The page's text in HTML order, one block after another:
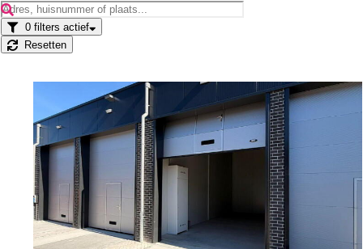
0 filters actief
Resetten